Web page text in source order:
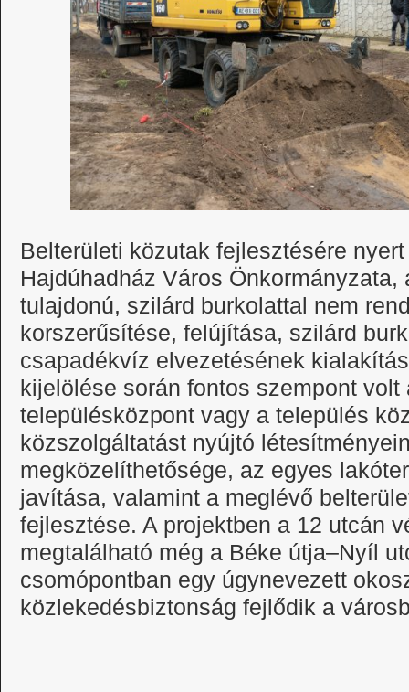
Belterületi közutak fejlesztésére
Hajdúhadház Város
tulajdonú, szilárd burkolattal nem
korszerűsítése, felújítása, szilárd
csapadékvíz elvezetésének
kijelölése során fontos szempont
településközpont vagy a település
közszolgáltatást nyújtó
megközelíthetősége, az egyes
javítása, valamint a meglévő
fejlesztése. A projektben a 12 utcán
megtalálható még a Béke útja–Nyíl
csomópontban egy úgynevezett
közlekedésbiztonság fejlődik a